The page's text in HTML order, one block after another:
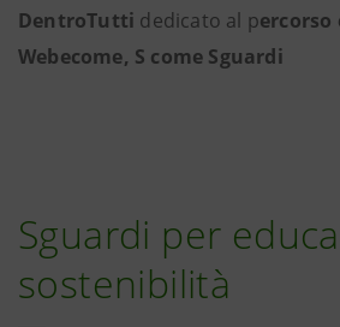
DentroTutti dedicato al percorso
Webecome, S come Sguardi
Sguardi per
sostenibilità